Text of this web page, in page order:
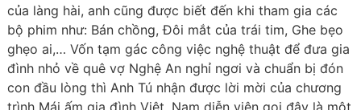
của làng hài, anh cũng được biết đến khi tham gia các
bộ phim như: Bán chồng, Đôi mắt của trái tim, Ghe bẹo
ghẹo ai,… Vốn tạm gác công việc nghệ thuật để đưa gia
đình nhỏ về quê vợ Nghệ An nghỉ ngơi và chuẩn bị đón
con đầu lòng thì Anh Tú nhận được lời mời của chương